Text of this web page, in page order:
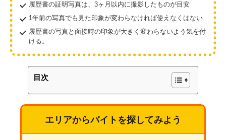
履歴書の証明写真は、3ヶ月以内に撮影したものが目安
1年前の写真でも見た印象が変わらなければ使えなくはない
履歴書の写真と面接時の印象が大きく変わらないよう気を付
ける。
目次
エリアからバイトを探してみよう